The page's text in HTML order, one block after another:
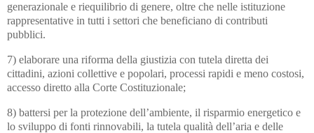
generazionale e riequilibrio di genere, oltre che nelle istituzione
rappresentative in tutti i settori che beneficiano di contributi
pubblici.
7) elaborare una riforma della giustizia con tutela diretta dei
cittadini, azioni collettive e popolari, processi rapidi e meno costosi,
accesso diretto alla Corte Costituzionale;
8) battersi per la protezione dell’ambiente, il risparmio energetico e
lo sviluppo di fonti rinnovabili, la tutela qualità dell’aria e delle